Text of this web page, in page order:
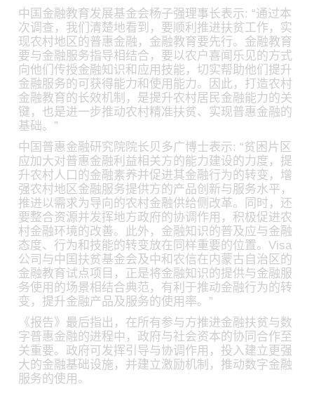
中国金融教育发展基金会杨子强理事长表示: “通过本
次调查，我们清楚地看到，要顺利推进扶贫工作，实
现农村地区的普惠金融，金融教育要先行。金融教育
要与金融服务指导相结合，要以农户喜闻乐见的方式
向他们传授金融知识和应用技能，切实帮助他们提升
金融服务的可获得能力和使用能力。因此，打造农村
金融教育的长效机制，是提升农村居民金融能力的关
键，也是进一步推动农村精准扶贫、实现普惠金融的
基础。”
中国普惠金融研究院院长贝多广博士表示: “贫困片区
应加大对普惠金融利益相关方的能力建设的力度，提
升农村人口的金融素养并促进其金融行为的转变，增
强农村地区金融服务提供方的产品创新与服务水平，
推进以需求为导向的农村金融供给侧改革。同时，还
要整合资源并发挥地方政府的协调作用，积极促进农
村金融环境的改善。此外，金融知识的普及应与金融
态度、行为和技能的转变放在同样重要的位置。Visa
公司与中国扶贫基金会及中和农信在内蒙古自治区的
金融教育试点项目，正是将金融知识的提供与金融服
务使用的场景相结合典范，有利于推动金融行为的转
变，提升金融产品及服务的使用率。”
《报告》最后指出，在所有参与方推进金融扶贫与数
字普惠金融的进程中，政府与社会资本的协同合作至
关重要。政府可发挥引导与协调作用，投入建立更强
大的金融基础设施，并建立激励机制，推动数字金融
服务的使用。